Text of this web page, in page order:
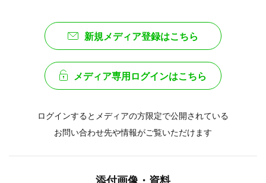
新規メディア登録はこちら
メディア専用ログインはこちら
ログインするとメディアの方限定で公開されている
お問い合わせ先や情報がご覧いただけます
添付画像・資料